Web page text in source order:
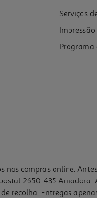
Serviços
Programa
compras online.
2650-435
recolha. Entregas